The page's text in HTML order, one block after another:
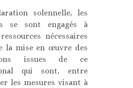
solennelle, les
se sont engagés à
nécessaires
la mise en œuvre des
issues de ce
qui sont, entre
les mesures visant à